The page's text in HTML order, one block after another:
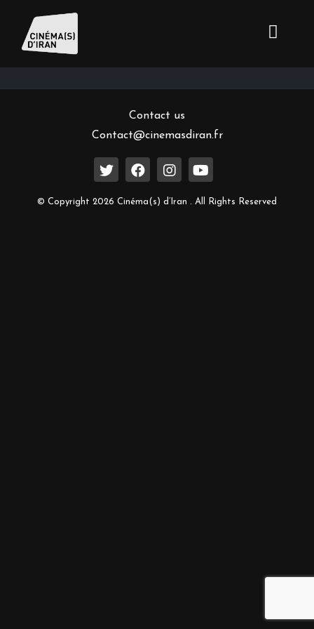
Inscrivez-vous à notre newsletter
Contact us
Contact@cinemasdiran.fr
© Copyright 2026 Cinéma(s) d’Iran . All Rights Reserved